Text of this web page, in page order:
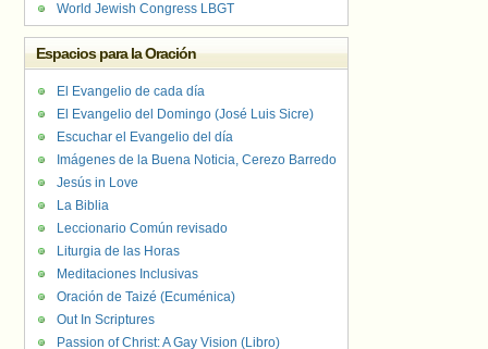
World Jewish Congress LBGT
Espacios para la Oración
El Evangelio de cada día
El Evangelio del Domingo (José Luis Sicre)
Escuchar el Evangelio del día
Imágenes de la Buena Noticia, Cerezo Barredo
Jesús in Love
La Biblia
Leccionario Común revisado
Liturgia de las Horas
Meditaciones Inclusivas
Oración de Taizé (Ecuménica)
Out In Scriptures
Passion of Christ: A Gay Vision (Libro)